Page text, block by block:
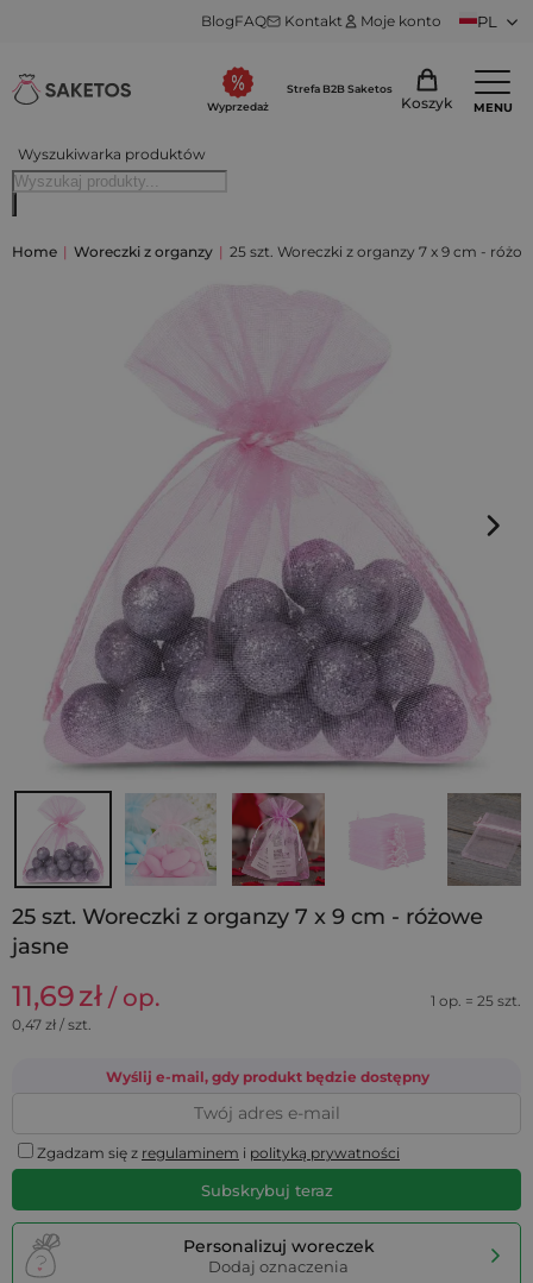
BlogFAQ Kontakt Moje konto PL
Wyszukiwarka produktów
Wyprzedaż
Strefa B2B Saketos
Koszyk MENU
Home | Woreczki z organzy | 25 szt. Woreczki z organzy 7 x 9 cm -
25 szt. Woreczki z organzy 7 x 9 cm - różowe
jasne
11,69zł / op.
1 op. = 25 szt.
0,47 zł / szt.
Wyślij e-mail, gdy produkt będzie dostępny
Zgadzam się z regulaminem i polityką prywatności
Subskrybuj teraz
Personalizuj woreczek
Dodaj oznaczenia